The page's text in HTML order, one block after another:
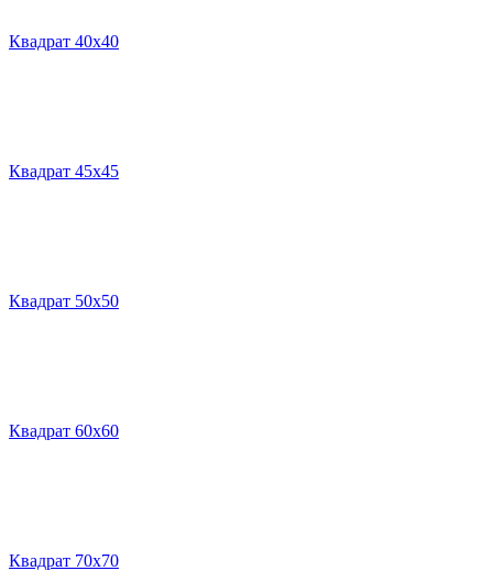
Квадрат 40х40
Квадрат 45х45
Квадрат 50х50
Квадрат 60х60
Квадрат 70х70